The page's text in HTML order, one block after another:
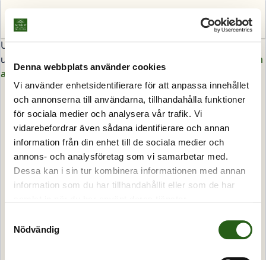
Denna webbplats använder cookies
Vi använder enhetsidentifierare för att anpassa innehållet
och annonserna till användarna, tillhandahålla funktioner
för sociala medier och analysera vår trafik. Vi
vidarebefordrar även sådana identifierare och annan
information från din enhet till de sociala medier och
annons- och analysföretag som vi samarbetar med.
Dessa kan i sin tur kombinera informationen med annan
information som du har tillhandahållit eller som de har
Nödvändig
SökMeny
Utgånget arrangemang eller memcached ännu ej
uppdaterad, hitta andra arrangemang under
program och
anmälan.